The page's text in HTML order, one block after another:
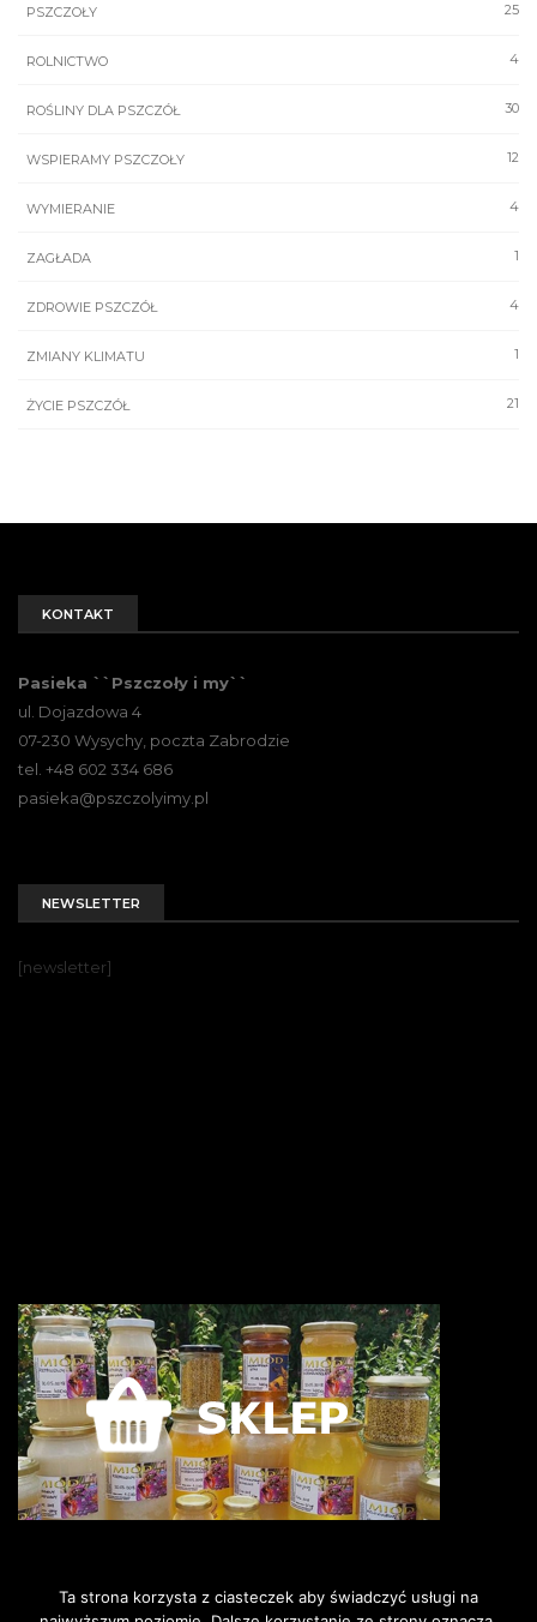
25
PSZCZOŁY
4
ROLNICTWO
30
ROŚLINY DLA PSZCZÓŁ
12
WSPIERAMY PSZCZOŁY
4
WYMIERANIE
1
ZAGŁADA
4
ZDROWIE PSZCZÓŁ
1
ZMIANY KLIMATU
21
ŻYCIE PSZCZÓŁ
KONTAKT
Pasieka ``Pszczoły i my``
ul. Dojazdowa 4
07-230 Wysychy, poczta Zabrodzie
tel. +48 602 334 686
pasieka@pszczolyimy.pl
NEWSLETTER
[newsletter]
Ta strona korzysta z ciasteczek aby świadczyć usługi na